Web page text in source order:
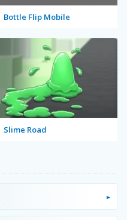
Bottle Flip Mobile
Slime Road